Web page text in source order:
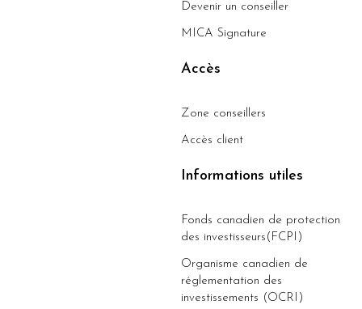
Devenir un conseiller
MICA Signature
Accès
Zone conseillers
Accès client
Informations utiles
Fonds canadien de protection
des investisseurs(FCPI)
Organisme canadien de
réglementation des
investissements (OCRI)